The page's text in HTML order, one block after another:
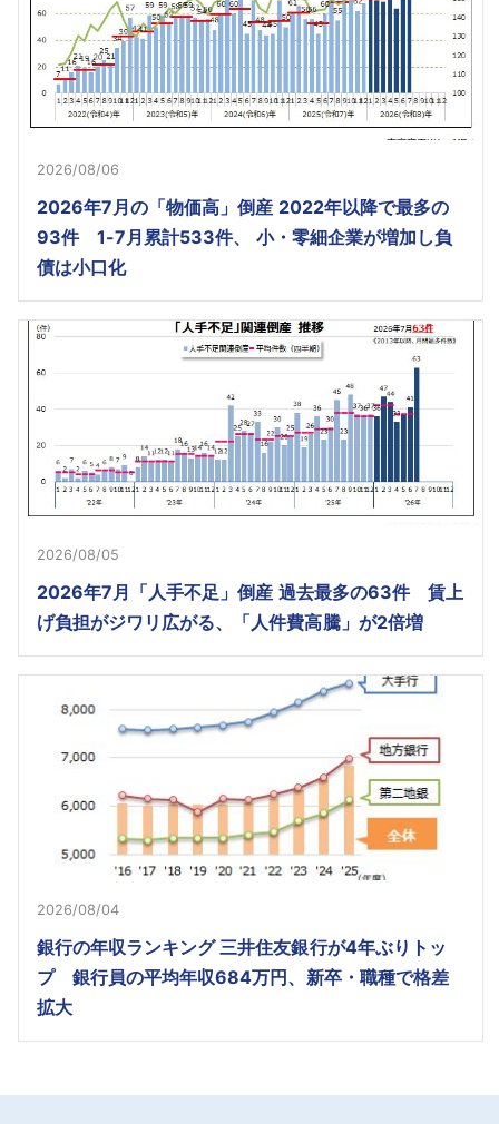
2026/08/06
2026年7月の「物価高」倒産 2022年以降で最多の
93件 1-7月累計533件、 小・零細企業が増加し負
債は小口化
2026/08/05
2026年7月「人手不足」倒産 過去最多の63件 賃上
げ負担がジワリ広がる、「人件費高騰」が2倍増
2026/08/04
銀行の年収ランキング 三井住友銀行が4年ぶりトッ
プ 銀行員の平均年収684万円、新卒・職種で格差
拡大